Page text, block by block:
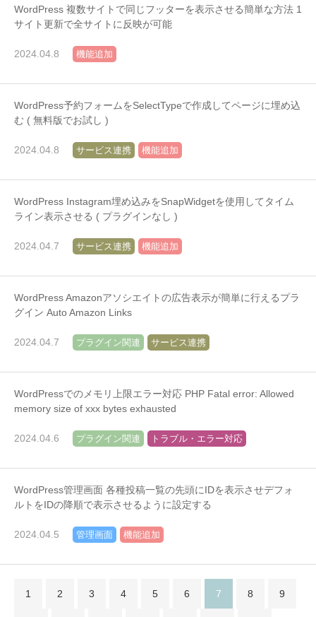
WordPress 複数サイトで同じフッターを表示させる簡単な方法 1
サイト更新で全サイトに反映が可能
2024.04.8 機能追加
WordPress予約フォームをSelectTypeで作成してページに埋め込
む ( 無料版でお試し )
2024.04.8 サービス連携 機能追加
WordPress Instagram埋め込みをSnapWidgetを使用してタイム
ライン表示させる ( プラグインなし )
2024.04.7 サービス連携 機能追加
WordPress Amazonアソシエイトの広告表示が簡単に行えるプラ
グイン Auto Amazon Links
2024.04.7 プラグイン関連 サービス連携
WordPressでのメモリ上限エラー対応 PHP Fatal error: Allowed
memory size of xxx bytes exhausted
2024.04.6 プラグイン関連 トラブル・エラー対応
WordPress管理画面 各種投稿一覧の先頭にIDを表示させデフォ
ルトをIDの降順で表示させるように設定する
2024.04.5 管理画面 機能追加
1 2 3 4 5 6 7 8 9